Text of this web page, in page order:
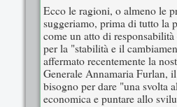
Ecco le ragioni, o almeno le
suggeriamo, prima di tutto la
come un atto di
per la "stabilità e il
affermato recentemente la
Generale Annamaria Furlan,
bisogno per dare "una svolta
economica e puntare allo